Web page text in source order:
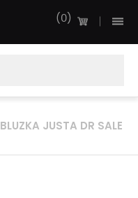
0
BLUZKA JUSTA DR SALE